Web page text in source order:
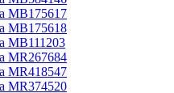
MB175617
MB175618
MB111203
MR267684
MR418547
MR374520